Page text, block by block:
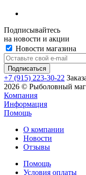
Подписывайтесь
на новости и акции
Новости магазина
+7 (915) 223-30-22
2026 © Рыболовный
Компания
Информация
Помощь
О компании
Новости
Отзывы
Помощь
Условия оплаты